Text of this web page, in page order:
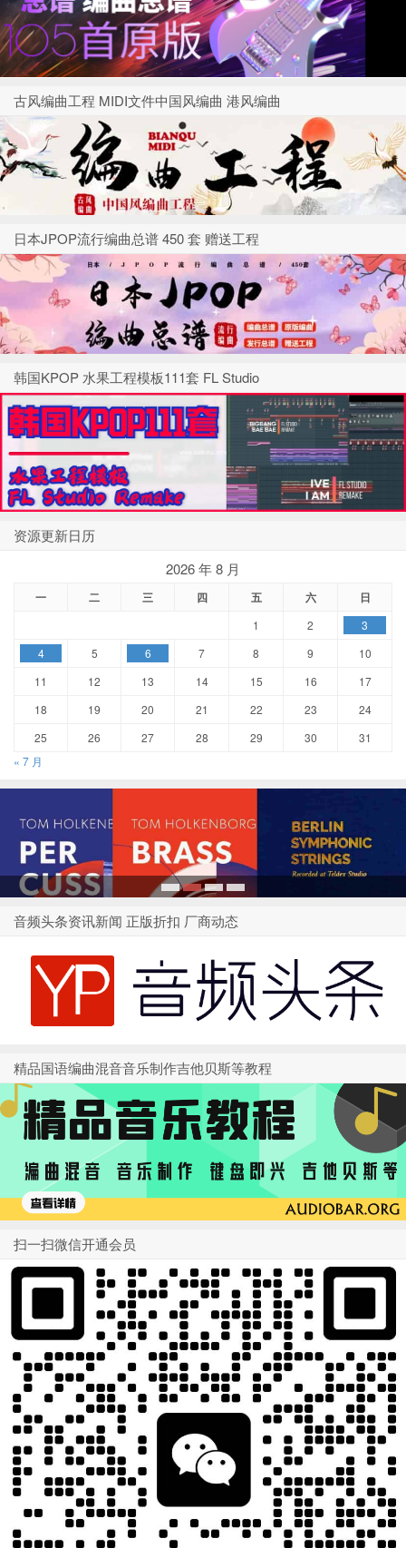
古风编曲工程 MIDI文件中国风编曲 港风编曲
日本JPOP流行编曲总谱 450 套 赠送工程
韩国KPOP 水果工程模板111套 FL Studio
资源更新日历
2026 年 8 月
一 二 三 四 五 六 日
1 2
3
4
5 6 7 8 9
10
11
12 13 14 15 16
17
18
19 20 21 22 23
24
25
26 27 28 29 30
31
« 7 月
音频头条资讯新闻 正版折扣 厂商动态
精品国语编曲混音音乐制作吉他贝斯等教程
扫一扫微信开通会员